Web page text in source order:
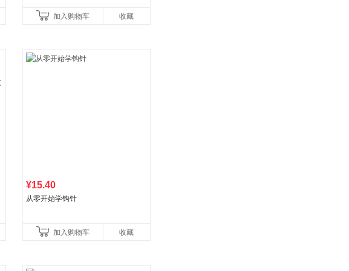
加入购物车 收藏
¥15.40
从零开始学钩针
加入购物车 收藏